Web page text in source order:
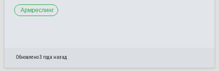
Армреслинг
Обновлено 3 года назад